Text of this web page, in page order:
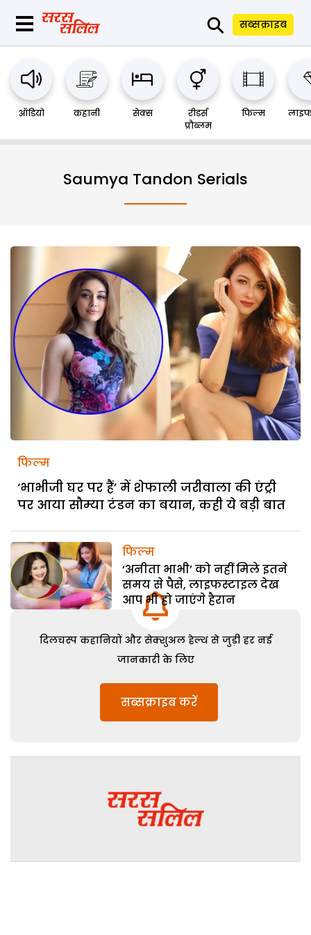
⚲ सब्सक्राइब
ऑडियो कहानी सेक्स
रीडर्स
प्रौब्लम
फिल्म
Saumya Tandon Serials
फिल्म
‘भाभीजी घर पर हैं’ में शेफाली जरीवाला की एंट्री
पर आया सौम्या टंडन का बयान, कही ये बड़ी बात
फिल्म
‘अनीता भाभी’ को नहीं मिले इतने
समय से पैसे, लाइफस्टाइल देख
आप भी हो जाएंगे हैरान
दिलचस्प कहानियों और सेक्शुअल हेल्थ से जुड़ी हर नई
जानकारी के लिए
सब्सक्राइब करें